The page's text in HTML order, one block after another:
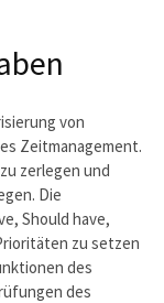
von
Zeitmanagement.
zerlegen und
Die
Should have,
zu setzen
des
des